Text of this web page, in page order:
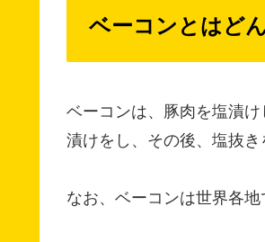
ベーコンとはど
ベーコンは、豚肉を塩漬
漬けをし、その後、塩抜き
なお、ベーコンは世界各